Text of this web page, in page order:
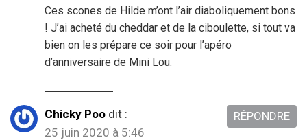
Ces scones de Hilde m’ont l’air diaboliquement bons
! J’ai acheté du cheddar et de la ciboulette, si tout va
bien on les prépare ce soir pour l’apéro
d’anniversaire de Mini Lou.
Chicky Poo dit :
25 juin 2020 à 5:46
RÉPONDRE